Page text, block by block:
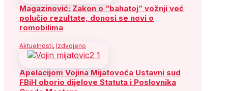
Magazinović: Zakon o “bahatoj” vožnji već
polučio rezultate, donosi se novi o
romobilima
Aktuelnosti, Izdvojeno
Apelacijom Vojina Mijatovoća Ustavni sud
FBiH oborio dijelove Statuta i Poslovnika